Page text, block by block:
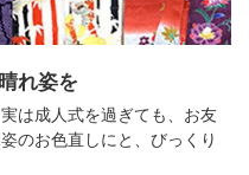
れ姿を
は成人式を過ぎても、お友
のお色直しにと、びっくり